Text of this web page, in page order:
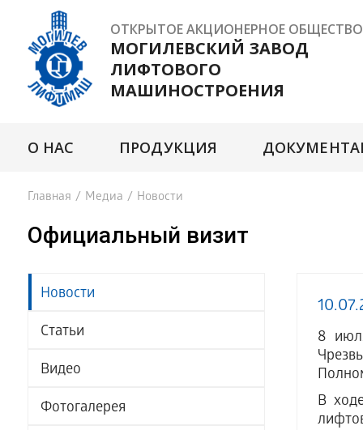
ОТКРЫТОЕ АКЦИОНЕРНОЕ ОБЩЕСТВО
МОГИЛЕВСКИЙ ЗАВОД
ЛИФТОВОГО
МАШИНОСТРОЕНИЯ
О НАС ПРОДУКЦИЯ
Главная / Медиа / Новости
Официальный визит
Новости
Статьи
Видео
Фотогалерея
8
В